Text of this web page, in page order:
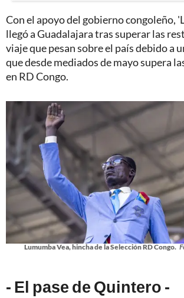
Con el apoyo del gobierno congoleño,
llegó a Guadalajara tras superar las
viaje que pesan sobre el país debido a
que desde mediados de mayo supera
en RD Congo.
Lumumba Vea, hincha de la Selección RD Congo.
- El pase de Quintero -